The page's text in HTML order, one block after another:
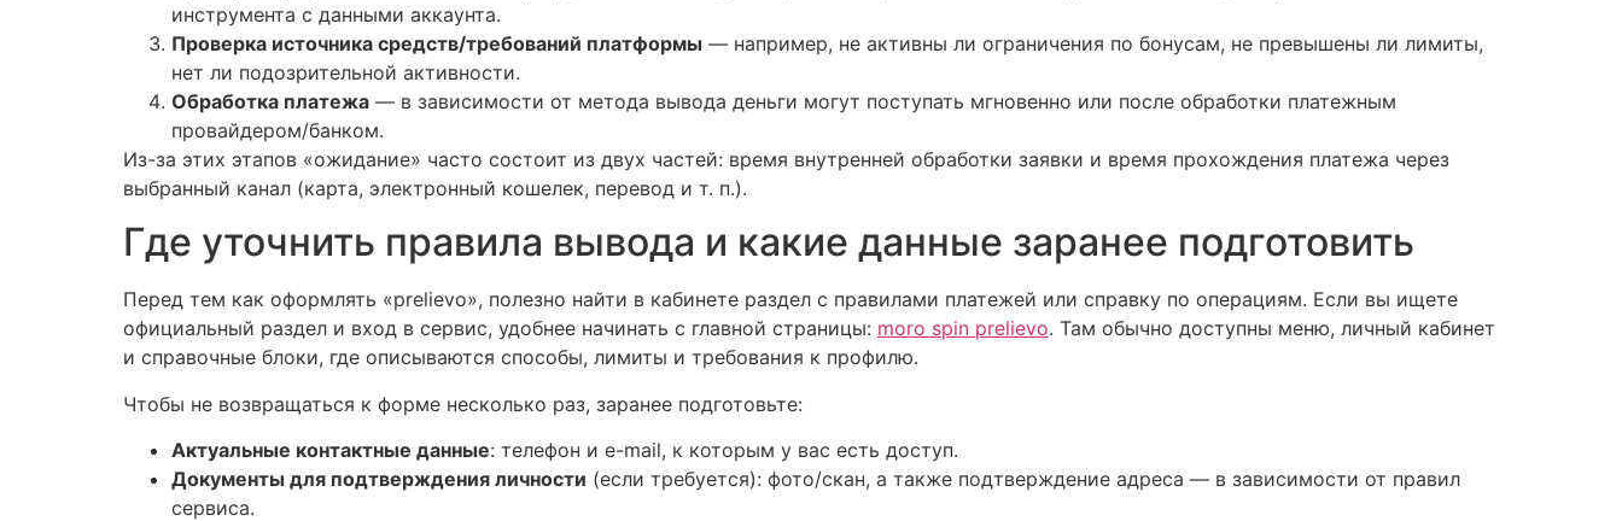
инструмента с данными аккаунта.
Проверка источника средств/требований платформы — например, не активны ли ограничения по бонусам, не превышены ли лимиты,
нет ли подозрительной активности.
Обработка платежа — в зависимости от метода вывода деньги могут поступать мгновенно или после обработки платежным
провайдером/банком.
Из-за этих этапов «ожидание» часто состоит из двух частей: время внутренней обработки заявки и время прохождения платежа через
выбранный канал (карта, электронный кошелек, перевод и т. п.).
Где уточнить правила вывода и какие данные заранее подготовить
Перед тем как оформлять «prelievo», полезно найти в кабинете раздел с правилами платежей или справку по операциям. Если вы ищете
официальный раздел и вход в сервис, удобнее начинать с главной страницы: moro spin prelievo. Там обычно доступны меню, личный кабинет
и справочные блоки, где описываются способы, лимиты и требования к профилю.
Чтобы не возвращаться к форме несколько раз, заранее подготовьте:
Актуальные контактные данные: телефон и e-mail, к которым у вас есть доступ.
Документы для подтверждения личности (если требуется): фото/скан, а также подтверждение адреса — в зависимости от правил
сервиса.